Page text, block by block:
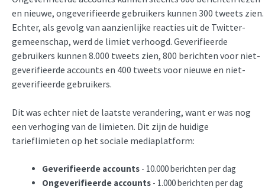
en nieuwe, ongeverifieerde gebruikers kunnen 300 tweets zien.
Echter, als gevolg van aanzienlijke reacties uit de Twitter-
gemeenschap, werd de limiet verhoogd. Geverifieerde
gebruikers kunnen 8.000 tweets zien, 800 berichten voor niet-
geverifieerde accounts en 400 tweets voor nieuwe en niet-
geverifieerde gebruikers.
Dit was echter niet de laatste verandering, want er was nog
een verhoging van de limieten. Dit zijn de huidige
tarieflimieten op het sociale mediaplatform:
Geverifieerde accounts - 10.000 berichten per dag
Ongeverifieerde accounts - 1.000 berichten per dag